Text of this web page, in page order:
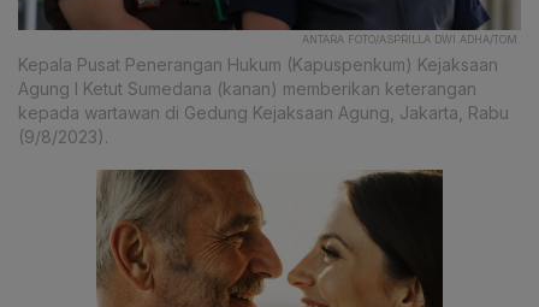
ANTARA FOTO/ASPRILLA DWI ADHA/TOM.
Kepala Pusat Penerangan Hukum (Kapuspenkum) Kejaksaan
Agung I Ketut Sumedana (kanan) memberikan keterangan
kepada wartawan di Gedung Kejaksaan Agung, Jakarta, Rabu
(9/8/2023).